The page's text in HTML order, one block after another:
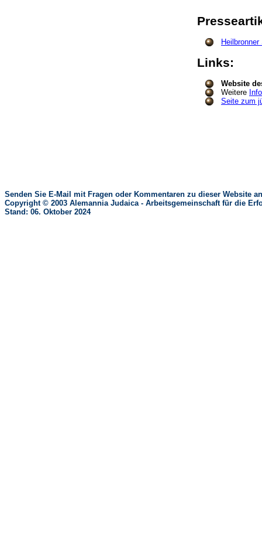
Links:
Website
Weitere
Seite zum
Senden Sie E-Mail mit Fragen oder Kommentaren zu dieser Website
Copyright © 2003 Alemannia Judaica - Arbeitsgemeinschaft für die
Stand: 06. Oktober 2024